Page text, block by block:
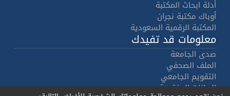
أدلة ابحاث المكتبة
أوباك مكتبة نجران
المكتبة الرقمية السعودية
معلومات قد تفيدك
صدى الجامعة
الملف الصحفي
التقويم الجامعي
البيانات المفتوحة